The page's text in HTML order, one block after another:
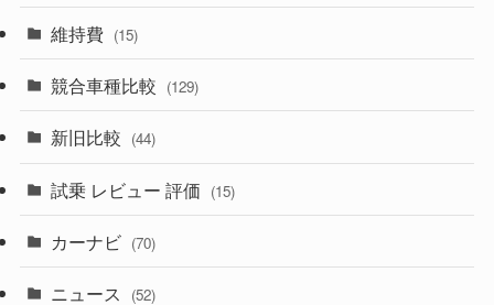
(357)
(328)
(194)
(230)
(253)
(85)
(84)
(14)
(222)
(50)
(43)
(58)
(28)
(3)
(3)
(5)
(1)
(5)
(7)
(5)
維持費 (15)
競合車種比較 (129)
新旧比較 (44)
試乗 レビュー 評価 (15)
カーナビ (70)
ニュース (52)